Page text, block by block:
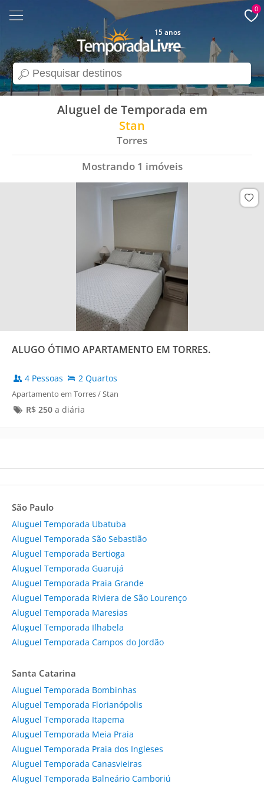
search
15 anos
0
Aluguel de Temporada em
Stan
Torres
Mostrando 1 imóveis
ALUGO ÓTIMO APARTAMENTO EM TORRES.
4 Pessoas 2 Quartos
Apartamento em Torres / Stan
R$ 250a diária
São Paulo
Aluguel Temporada Ubatuba
Aluguel Temporada São Sebastião
Aluguel Temporada Bertioga
Aluguel Temporada Guarujá
Aluguel Temporada Praia Grande
Aluguel Temporada Riviera de São Lourenço
Aluguel Temporada Maresias
Aluguel Temporada Ilhabela
Aluguel Temporada Campos do Jordão
Santa Catarina
Aluguel Temporada Bombinhas
Aluguel Temporada Florianópolis
Aluguel Temporada Itapema
Aluguel Temporada Meia Praia
Aluguel Temporada Praia dos Ingleses
Aluguel Temporada Canasvieiras
Aluguel Temporada Balneário Camboriú